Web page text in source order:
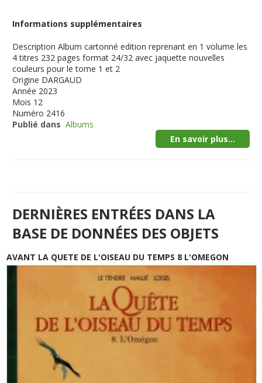
Informations supplémentaires
Description Album cartonné edition reprenant en 1 volume les
4 titres 232 pages format 24/32 avec jaquette nouvelles
couleurs pour le tome 1 et 2
Origine DARGAUD
Année 2023
Mois 12
Numéro 2416
Publié dans Albums
En savoir plus...
DERNIÈRES ENTRÉES DANS LA
BASE DE DONNÉES DES OBJETS
AVANT LA QUETE DE L'OISEAU DU TEMPS 8 L'OMEGON